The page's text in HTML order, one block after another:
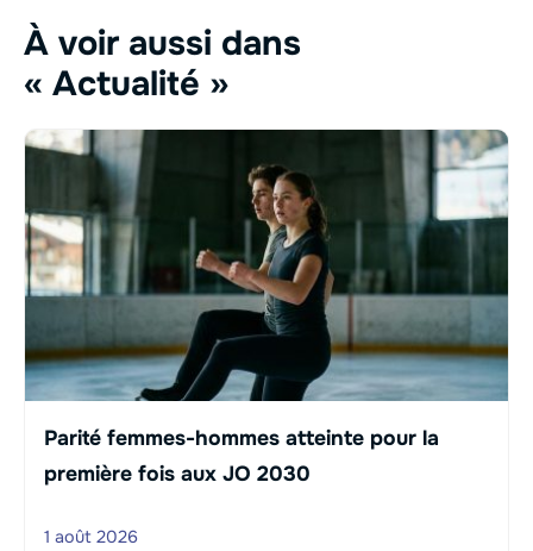
À voir aussi dans
« Actualité »
Parité femmes-hommes atteinte pour la
première fois aux JO 2030
1 août 2026